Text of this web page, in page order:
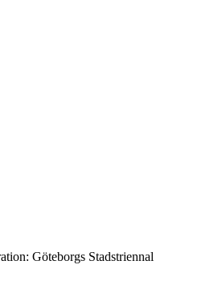
Göteborgs Stadstriennal